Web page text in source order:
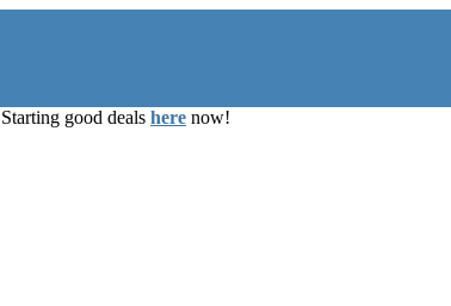
good deals here now!